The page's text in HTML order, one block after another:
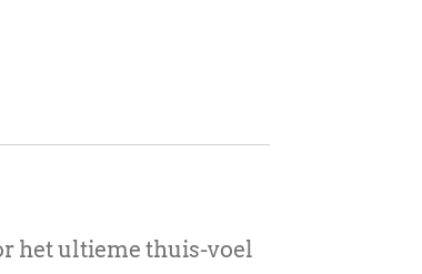
het ultieme thuis-voel